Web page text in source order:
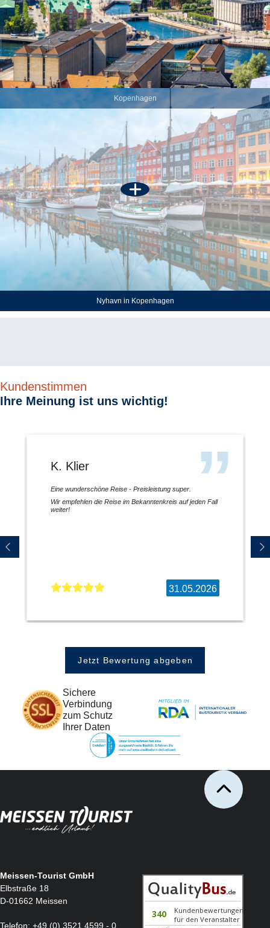
Kopenhagen
Nyhavn in Kopenhagen
Kundenstimmen
Ihre Meinung ist uns wichtig!
K. Klier
Eine wunderschöne Reise - Preisleistung super.
Wir empfehlen die Reise im Bekanntenkreis auf jeden Fall
weiter!
31.05.2026
Jetzt Bewertung abgeben
Sichere
Verbindung
zum Schutz
Ihrer Daten
Meissen-Tourist GmbH
Elbstraße 18
D-01662 Meissen
Telefon: +49 (0) 3521 4599 - 0